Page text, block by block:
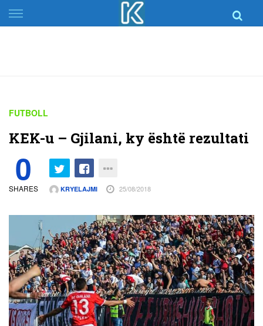
Skip
to
FUTBOLL
KEK-u – Gjilani, ky është rezultati
0
SHARES KRYELAJMI 25/08/2018